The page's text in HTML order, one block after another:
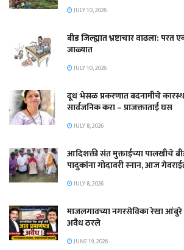
JULY 10, 2026
बीड जिल्ह्यात भ्रष्टाचार वाढला:
जाळ्यात
JULY 10, 2026
दूध भेसळ प्रकरणात बदनामीचे
सार्वजनिक करा – प्राजक्ताताई घस
JULY 8, 2026
आदिशक्ती संत मुक्ताईंच्या पालखीचे
पादुकांना गोदावरी स्नान, आज
JULY 8, 2026
माजलगावच्या नगरसेविका रेखा आंबुरे
अवैध ठरले
JUNE 19, 2026